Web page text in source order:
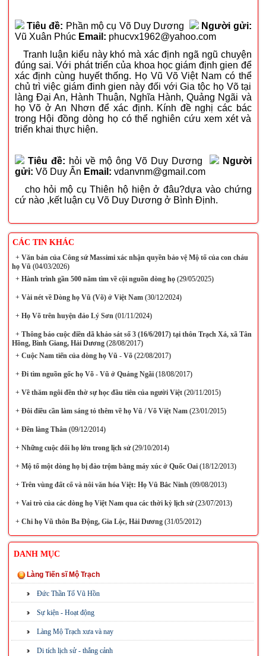
Tiêu đề: Phần mộ cụ Võ Duy Dương
Người gửi:
Vũ Xuân Phúc Email: phucvx1962@yahoo.com
Tranh luận kiểu này khó mà xác định ngã ngũ chuyện
đúng sai. Với phát triển của khoa học giám định gien để
xác định cùng huyết thống. Họ Vũ Võ Việt Nam có thể
chủ trì việc giám đinh gien này đối với Gia tộc họ Võ tại
làng Đại An, Hành Thuận, Nghĩa Hành, Quảng Ngãi và
họ Võ ở An Nhơn để xác định. Kính đề nghị các bác
trong Hội đồng dòng họ có thể nghiên cứu xem xét và
triển khai thực hiện.
Tiêu đề: hỏi về mộ ông Võ Duy Dương
Người
gửi: Võ Duy Ấn Email: vdanvnm@gmail.com
cho hỏi mộ cụ Thiên hộ hiện ở đâu?dựa vào chứng
cứ nào ,kết luận cụ Võ Duy Dương ở Bình Định.
CÁC TIN KHÁC
+Văn bản của Công sứ Massimi xác nhận quyền bảo vệ Mộ tổ của con cháu
họ Vũ(04/03/2026)
+Hành trình gần 500 năm tìm về cội nguồn dòng họ(29/05/2025)
+Vài nét về Dòng họ Vũ (Võ) ở Việt Nam(30/12/2024)
+Họ Võ trên huyện đảo Lý Sơn(01/11/2024)
+Thông báo cuộc điền dã khảo sát số 3 (16/6/2017) tại thôn Trạch Xá, xã Tân
Hồng, Bình Giang, Hải Dương(28/08/2017)
+Cuộc Nam tiến của dòng họ Vũ - Võ(22/08/2017)
+Đi tìm nguồn gốc họ Võ - Vũ ở Quảng Ngãi(18/08/2017)
+​Về thăm ngôi đền thờ sự học đầu tiên của người Việt(20/11/2015)
+Đôi điều cần làm sáng tỏ thêm về họ Vũ / Võ Việt Nam(23/01/2015)
+Đền làng Thân(09/12/2014)
+Những cuộc đổi họ lớn trong lịch sử(29/10/2014)
+Mộ tổ một dòng họ bị đào trộm bằng máy xúc ở Quốc Oai(18/12/2013)
+Trên vùng đất cổ và nôi văn hóa Việt: Họ Vũ Bắc Ninh(09/08/2013)
+Vai trò của các dòng họ Việt Nam qua các thời kỳ lịch sử(23/07/2013)
+Chi họ Vũ thôn Ba Động, Gia Lộc, Hải Dương(31/05/2012)
DANH MỤC
Làng Tiến sĩ Mộ Trạch
Đức Thần Tổ Vũ Hồn
Sự kiện - Hoạt động
Làng Mộ Trạch xưa và nay
Di tích lịch sử - thắng cảnh